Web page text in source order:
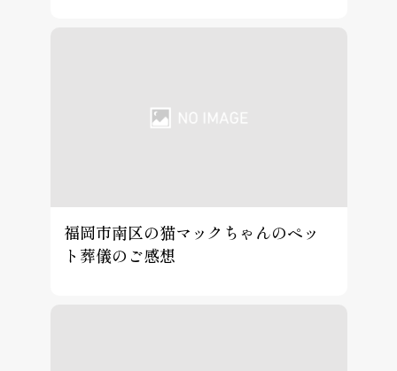
福岡市南区の猫マックちゃんのペッ
ト葬儀のご感想